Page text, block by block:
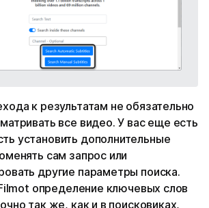
к результатам не обязательно
все видео. У вас еще есть
установить дополнительные
сам запрос или
другие параметры поиска.
определение ключевых слов
так же, как и в поисковиках,